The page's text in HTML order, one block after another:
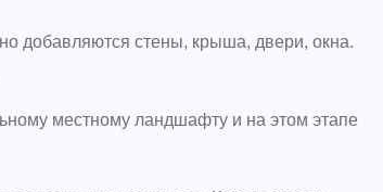
добавляются стены, крыша, двери, окна.
местному ландшафту и на этом этапе